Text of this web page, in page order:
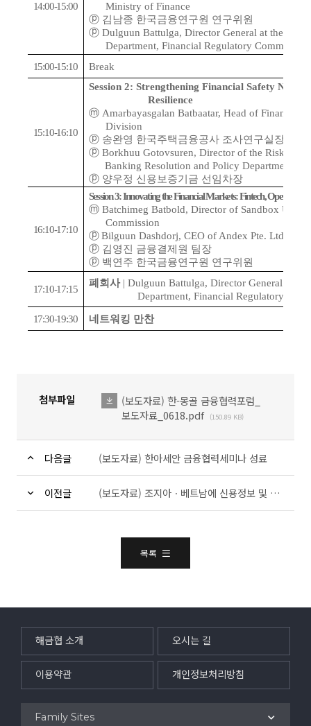
14:00-15:00
Ministry of Finance
ⓟ 김남종 한국금융연구원 연구위원
ⓟ Dulguun Battulga, Director General at the
Department, Financial Regulatory Commission
15:00-15:10
Break
15:10-16:10
Session 2: Strengthening Financial Safety Nets
Resilience
ⓜ Amarbayasgalan Batbaatar, Head of Financial
Division
ⓟ 송완영 한국주택금융공사 조사연구실장
ⓟ Borkhuu Gotovsuren, Director of the Risk
Banking Resolution and Policy Department,
ⓟ 양우정 신용보증기금 선임차장
16:10-17:10
Session 3: Innovating the Financial Markets: Fintech, Open Data,
ⓜ Batchimeg Batbold, Director of Sandbox Unit
Commission
ⓟ Bilguun Dashdorj, CEO of Andex Pte. Ltd.
ⓟ 김영진 금융결제원 팀장
ⓟ 백연주 한국금융연구원 연구위원
17:10-17:15
폐회사 | Dulguun Battulga, Director General at
Department, Financial Regulatory
17:30-19:30 네트워킹 만찬
첨부파일 파일다운로드
(보도자료) 한-몽골 금융협력포럼_
보도자료_0618.pdf
(150.89 KB)
다음글 (보도자료) 한아세안 금융협력세미나 성료
이전글 (보도자료) 조지아ㆍ베트남에 신용정보 및 마이데이터 발전경험 전수
목록
해금협 소개 오시는 길
이용약관 개인정보처리방침
Family Sites